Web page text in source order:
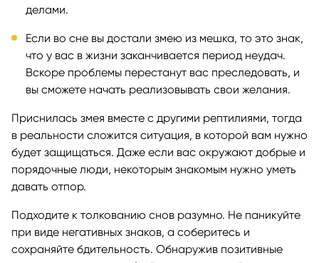
делами.
Если во сне вы достали змею из мешка, то это знак,
что у вас в жизни заканчивается период неудач.
Вскоре проблемы перестанут вас преследовать, и
вы сможете начать реализовывать свои желания.
Приснилась змея вместе с другими рептилиями, тогда
в реальности сложится ситуация, в которой вам нужно
будет защищаться. Даже если вас окружают добрые и
порядочные люди, некоторым знакомым нужно уметь
давать отпор.
Подходите к толкованию снов разумно. Не паникуйте
при виде негативных знаков, а соберитесь и
сохраняйте бдительность. Обнаружив позитивные